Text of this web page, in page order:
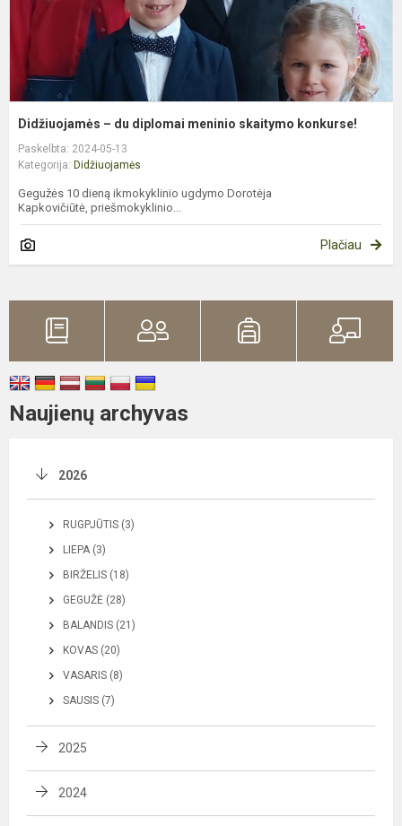
Didžiuojamės – du diplomai meninio skaitymo konkurse!
Paskelbta: 2024-05-13
Kategorija: Didžiuojamės
Gegužės 10 dieną ikmokyklinio ugdymo Dorotėja
Kapkovičiūtė, priešmokyklinio...
Plačiau
Naujienų archyvas
2026
RUGPJŪTIS (3)
LIEPA (3)
BIRŽELIS (18)
GEGUŽĖ (28)
BALANDIS (21)
KOVAS (20)
VASARIS (8)
SAUSIS (7)
2025
2024